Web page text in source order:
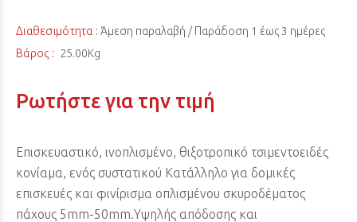
Διαθεσιμότητα :Άμεση παραλαβή / Παράδoση 1 έως 3 ημέρες
Βάρος : 25.00Kg
Ρωτήστε για την τιμή
Επισκευαστικό, ινοπλισμένο, θιξοτροπικό τσιμεντοειδές
κονίαμα, ενός συστατικού Kατάλληλο για δομικές
επισκευές και φινίρισμα οπλισμένου σκυροδέματος
πάχους 5mm-50mm.Υψηλής απόδοσης και